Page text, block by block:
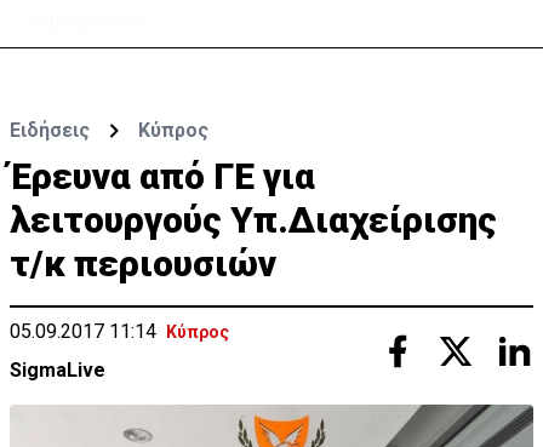
Ειδήσεις Κύπρος
Έρευνα από ΓΕ για
λειτουργούς Υπ.Διαχείρισης
τ/κ περιουσιών
05.09.2017 11:14 Κύπρος
SigmaLive